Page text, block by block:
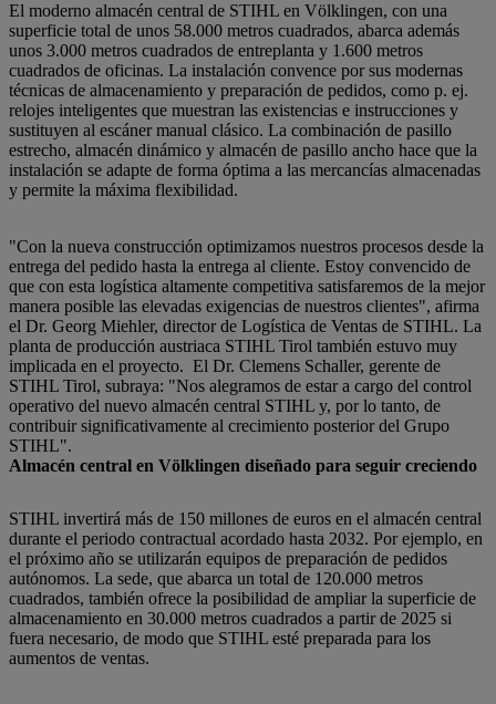
El moderno almacén central de STIHL en Völklingen, con una
superficie total de unos 58.000 metros cuadrados, abarca además
unos 3.000 metros cuadrados de entreplanta y 1.600 metros
cuadrados de oficinas. La instalación convence por sus modernas
técnicas de almacenamiento y preparación de pedidos, como p. ej.
relojes inteligentes que muestran las existencias e instrucciones y
sustituyen al escáner manual clásico. La combinación de pasillo
estrecho, almacén dinámico y almacén de pasillo ancho hace que la
instalación se adapte de forma óptima a las mercancías almacenadas
y permite la máxima flexibilidad.
"Con la nueva construcción optimizamos nuestros procesos desde la
entrega del pedido hasta la entrega al cliente. Estoy convencido de
que con esta logística altamente competitiva satisfaremos de la mejor
manera posible las elevadas exigencias de nuestros clientes", afirma
el Dr. Georg Miehler, director de Logística de Ventas de STIHL. La
planta de producción austriaca STIHL Tirol también estuvo muy
implicada en el proyecto. El Dr. Clemens Schaller, gerente de
STIHL Tirol, subraya: "Nos alegramos de estar a cargo del control
operativo del nuevo almacén central STIHL y, por lo tanto, de
contribuir significativamente al crecimiento posterior del Grupo
STIHL".
Almacén central en Völklingen diseñado para seguir creciendo
STIHL invertirá más de 150 millones de euros en el almacén central
durante el periodo contractual acordado hasta 2032. Por ejemplo, en
el próximo año se utilizarán equipos de preparación de pedidos
autónomos. La sede, que abarca un total de 120.000 metros
cuadrados, también ofrece la posibilidad de ampliar la superficie de
almacenamiento en 30.000 metros cuadrados a partir de 2025 si
fuera necesario, de modo que STIHL esté preparada para los
aumentos de ventas.